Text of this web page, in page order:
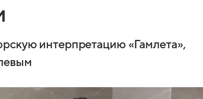
интерпретацию «Гамлета»,